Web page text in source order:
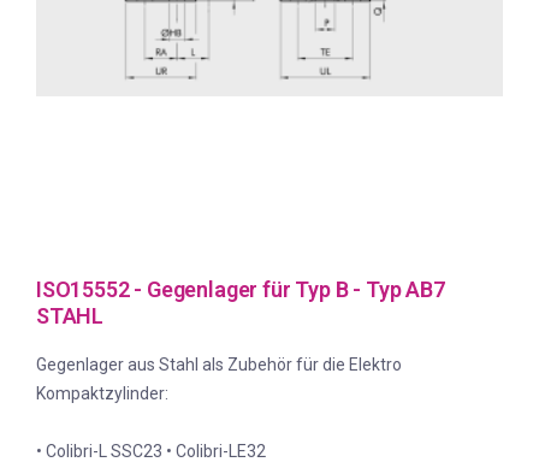
ISO15552 - Gegenlager für Typ B - Typ AB7
STAHL
Gegenlager aus Stahl als Zubehör für die Elektro
Kompaktzylinder:
• Colibri-L SSC23 • Colibri-LE32